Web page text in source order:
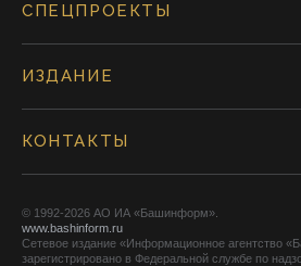
СПЕЦПРОЕКТЫ
ИЗДАНИЕ
КОНТАКТЫ
© 1992-2026 АО ИА «Башинформ».
www.bashinform.ru
Сетевое издание «Информационное агентство
зарегистрировано в Федеральной службе по